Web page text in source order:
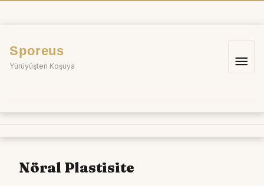
Sporeus
Yürüyüşten Koşuya
Ana
Nöral Plastisite